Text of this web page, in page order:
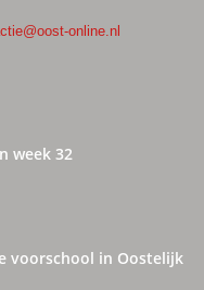
online.nl
week 32
voorschool in Oostelijk